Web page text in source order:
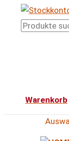
InhaltSuchen
Warenkorb